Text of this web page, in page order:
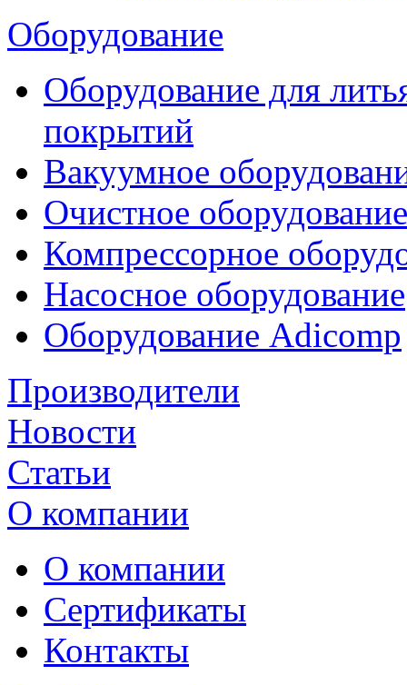
Оборудование
Оборудование для
покрытий
Вакуумное
Очистное оборудование
Компрессорное
Насосное оборудование
Оборудование Adicomp
Производители
Новости
Статьи
О компании
О компании
Сертификаты
Контакты